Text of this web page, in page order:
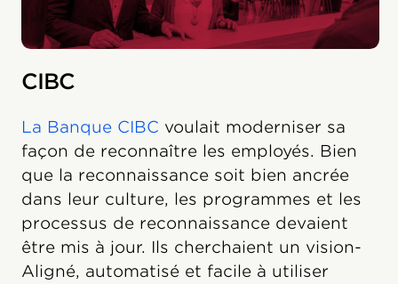
CIBC
La Banque CIBC voulait moderniser sa
façon de reconnaître les employés. Bien
que la reconnaissance soit bien ancrée
dans leur culture, les programmes et les
processus de reconnaissance devaient
être mis à jour. Ils cherchaient un vision-
Aligné, automatisé et facile à utiliser